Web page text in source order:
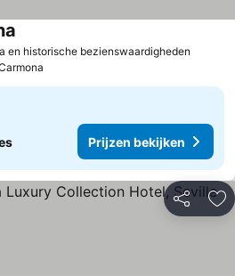
en historische bezienswaardigheden
Prijzen bekijken
Delen